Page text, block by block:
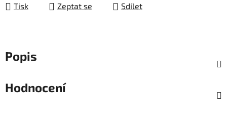
Tisk Zeptat se Sdílet
Popis
Hodnocení